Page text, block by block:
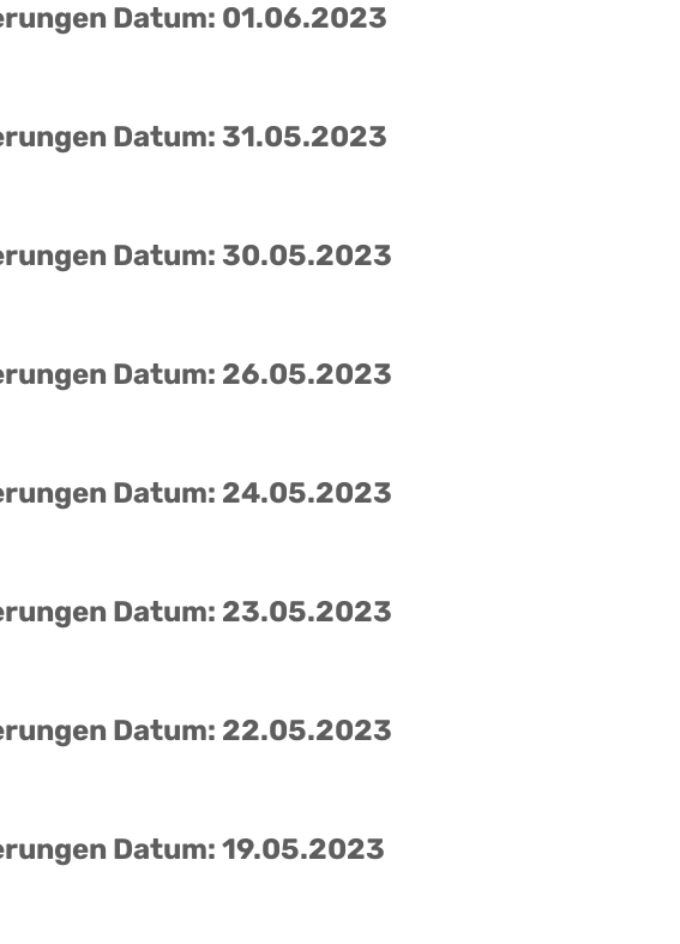
Datum: 01.06.2023
Datum: 31.05.2023
Datum: 30.05.2023
Datum: 26.05.2023
Datum: 24.05.2023
Datum: 23.05.2023
Datum: 22.05.2023
Datum: 19.05.2023